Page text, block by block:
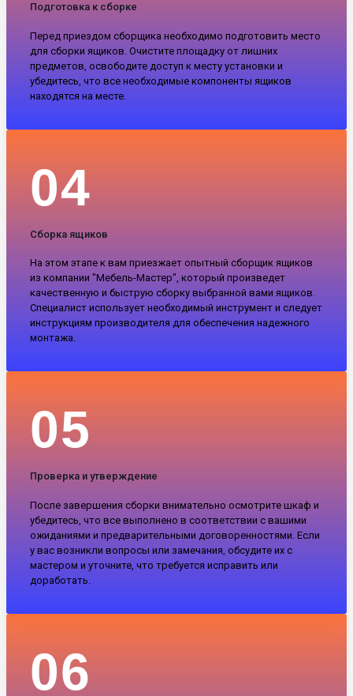
Подготовка к сборке
Перед приездом сборщика необходимо подготовить место
для сборки ящиков. Очистите площадку от лишних
предметов, освободите доступ к месту установки и
убедитесь, что все необходимые компоненты ящиков
находятся на месте.
04
Сборка ящиков
На этом этапе к вам приезжает опытный сборщик ящиков
из компании "Мебель-Мастер", который произведет
качественную и быструю сборку выбранной вами ящиков.
Специалист использует необходимый инструмент и следует
инструкциям производителя для обеспечения надежного
монтажа.
05
Проверка и утверждение
После завершения сборки внимательно осмотрите шкаф и
убедитесь, что все выполнено в соответствии с вашими
ожиданиями и предварительными договоренностями. Если
у вас возникли вопросы или замечания, обсудите их с
мастером и уточните, что требуется исправить или
доработать.
06